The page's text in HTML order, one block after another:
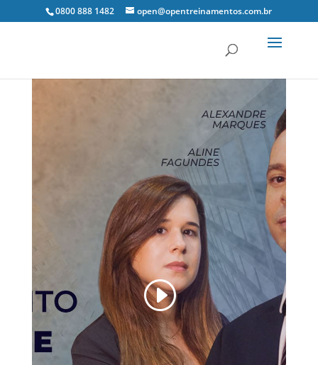
0800 888 1482 open@opentreinamentos.com.br